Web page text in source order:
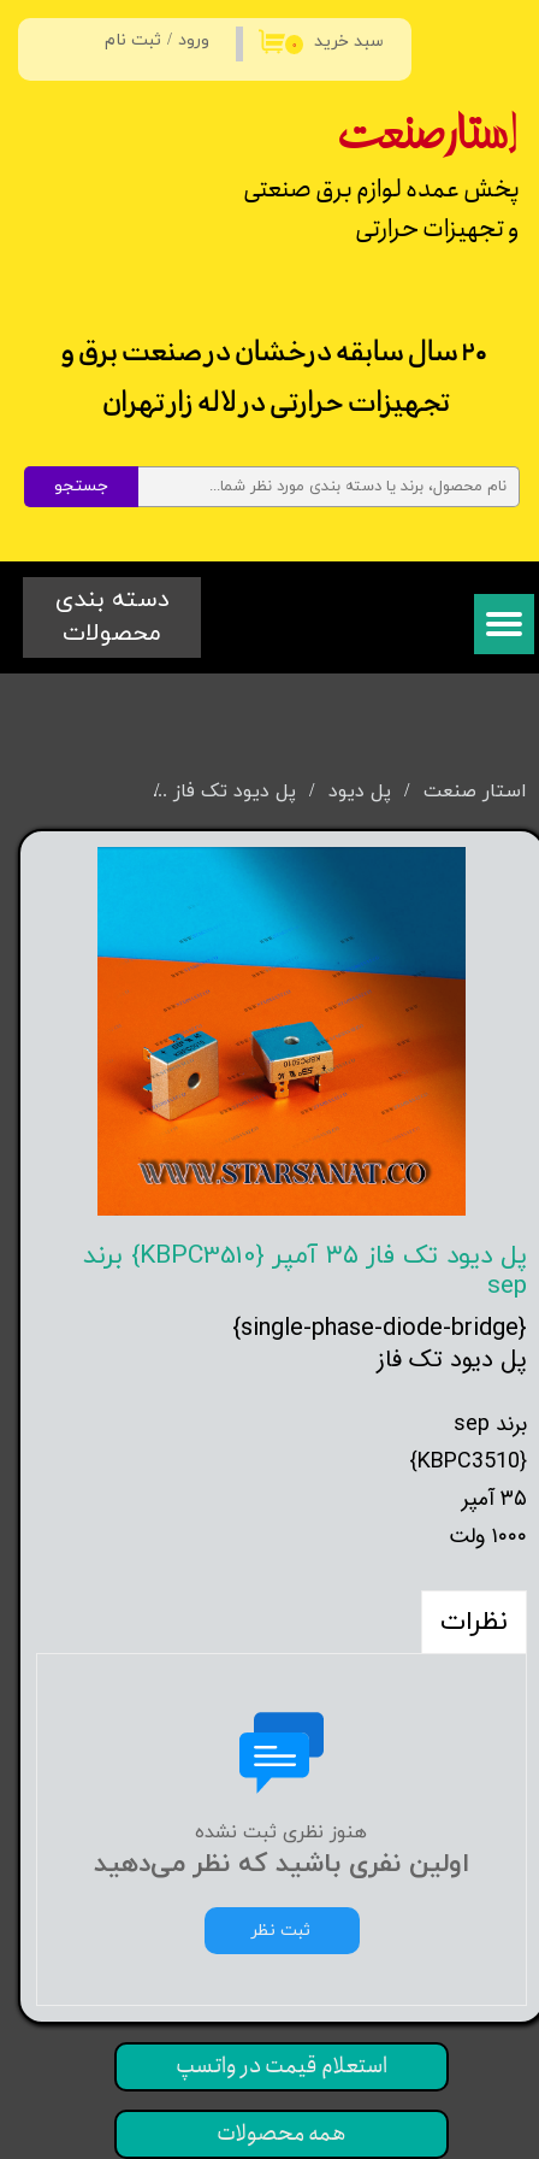
استارصنعت
جستجو
دسته بندی
محصولات
پخش عمده لوازم برق صنعتی
و تجهیزات حرارتی
۲۰ سال سابقه درخشان در صنعت برق و
تجهیزات حرارتی در لاله زار تهران
ورود / ثبت نام
حساب کاربری من
تغییر گذر واژه
سفارشات
خروج از حساب کاربری
۰ سبد خرید
استار صنعت پل دیود پل دیود تک فاز
پل دیود تک فاز ۳۵ آمپر {KBPC3510} برند
sep
{single-phase-diode-bridge}
پل دیود تک فاز
برند sep
{KBPC3510}
۳۵ آمپر
۱۰۰۰ ولت
نظرات
هنوز نظری ثبت نشده
اولین نفری باشید که نظر می‌دهید
ثبت نظر
استعلام قیمت در واتسپ
همه محصولات